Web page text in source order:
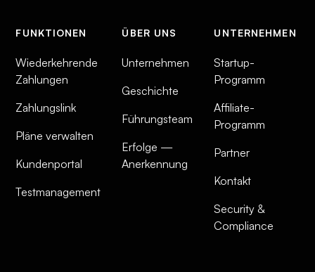
FUNKTIONEN
Wiederkehrende
Zahlungen
Zahlungslink
Pläne verwalten
Kundenportal
Testmanagement
ÜBER UNS
Unternehmen
Geschichte
Führungsteam
Erfolge —
Anerkennung
UNTERNEHMEN
Startup-
Programm
Affiliate-
Programm
Partner
Kontakt
Security &
Compliance